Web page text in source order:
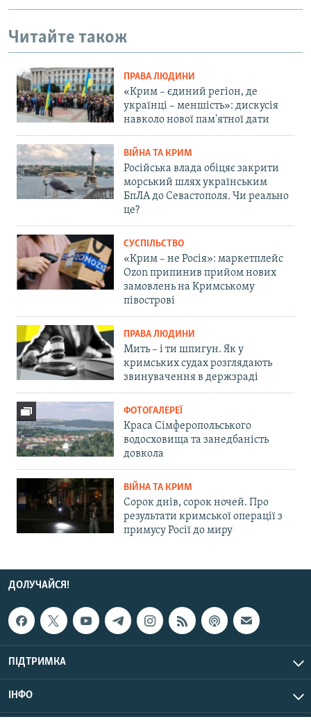
Читайте також
ПРАВА ЛЮДИНИ
«Крим – єдиний регіон, де
українці – меншість»: дискусія
навколо нової пам'ятної дати
ВІЙНА ТА КРИМ
Російська влада обіцяє закрити
морський шлях українським
БпЛА до Севастополя. Чи реально
це?
СУСПІЛЬСТВО
«Крим – не Росія»: маркетплейс
Ozon припинив прийом нових
замовлень на Кримському
півострові
ПРАВА ЛЮДИНИ
Мить – і ти шпигун. Як у
кримських судах розглядають
звинувачення в держзраді
ФОТОГАЛЕРЕЇ
Краса Сімферопольського
водосховища та занедбаність
довкола
ВІЙНА ТА КРИМ
Сорок днів, сорок ночей. Про
результати кримської операції з
примусу Росії до миру
ДОЛУЧАЙСЯ!
ПІДТРИМКА
ІНФО